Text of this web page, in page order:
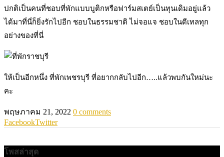
ปกติเป็นคนที่ชอบที่พักแบบบูติกหรือฟาร์มสเตย์เป็นทุนเดิมอยู่แล้ว
ได้มาที่นี่ก็ยิ่งรักไปอีก ชอบในธรรมชาติ ไม่จอแจ ชอบในดีเทลทุก
อย่างของที่นี่
ให้เป็นอีกหนึ่ง ที่พักเพชรบุรี ที่อยากกลับไปอีก…..แล้วพบกันใหม่นะ
คะ
พฤษภาคม 21, 2022 0 comments
FacebookTwitter
โพสล่าสุด